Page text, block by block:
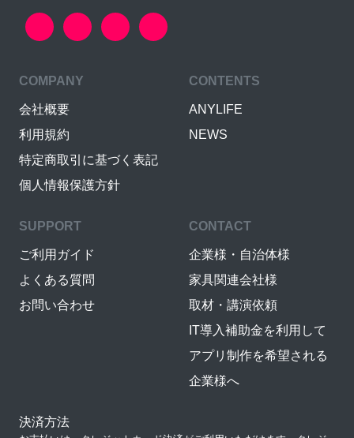
COMPANY
会社概要
利用規約
特定商取引に基づく表記
個人情報保護方針
CONTENTS
ANYLIFE
NEWS
SUPPORT
ご利用ガイド
よくある質問
お問い合わせ
CONTACT
企業様・自治体様
家具関連会社様
取材・講演依頼
IT導入補助金を利用して
アプリ制作を希望される
企業様へ
決済方法